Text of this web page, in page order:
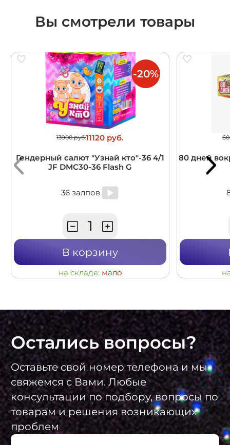
Вы смотрели товары
13900 руб.11120 руб.
Гендерный салют "Узнай кто"-36 4/1
JF DMC30-36 Flash G
36 залпов
В корзину
на складе: мало
-20%
80 дней
Остались вопросы?
Оставьте свой номер телефона и мы
свяжемся с Вами. Любые
консультации по подбору, вопросы по
товарам и решения возникающих
проблем